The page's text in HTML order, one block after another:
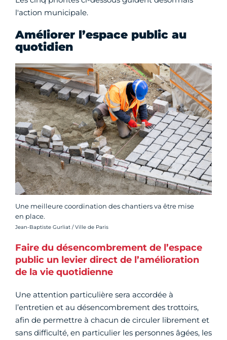
l'action municipale.
Améliorer l’espace public au
quotidien
Une meilleure coordination des chantiers va être mise
en place.
Crédit photo :
Jean-Baptiste Gurliat / Ville de Paris
Faire du désencombrement de l’espace
public un levier direct de l’amélioration
de la vie quotidienne
Une attention particulière sera accordée à
l’entretien et au désencombrement des trottoirs,
afin de permettre à chacun de circuler librement et
sans difficulté, en particulier les personnes âgées, les